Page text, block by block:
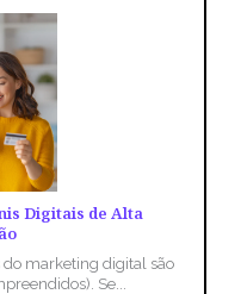
Digitais de Alta
do marketing digital são
Se...